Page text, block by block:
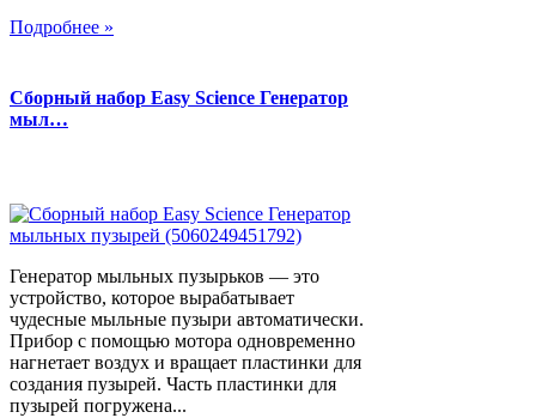
Подробнее »
Сборный набор Easy Science Генератор
мыл…
Генератор мыльных пузырьков — это
устройство, которое вырабатывает
чудесные мыльные пузыри автоматически.
Прибор с помощью мотора одновременно
нагнетает воздух и вращает пластинки для
создания пузырей. Часть пластинки для
пузырей погружена...